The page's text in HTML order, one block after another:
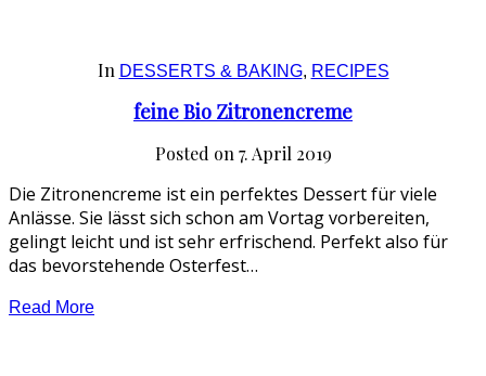
In DESSERTS & BAKING, RECIPES
feine Bio Zitronencreme
Posted on 7. April 2019
Die Zitronencreme ist ein perfektes Dessert für viele
Anlässe. Sie lässt sich schon am Vortag vorbereiten,
gelingt leicht und ist sehr erfrischend. Perfekt also für
das bevorstehende Osterfest…
Read More